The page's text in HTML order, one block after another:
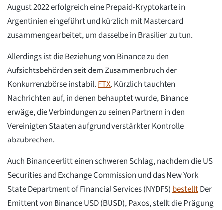
August 2022 erfolgreich eine Prepaid-Kryptokarte in
Argentinien eingeführt und kürzlich mit Mastercard
zusammengearbeitet, um dasselbe in Brasilien zu tun.
Allerdings ist die Beziehung von Binance zu den
Aufsichtsbehörden seit dem Zusammenbruch der
Konkurrenzbörse instabil. FTX. Kürzlich tauchten
Nachrichten auf, in denen behauptet wurde, Binance
erwäge, die Verbindungen zu seinen Partnern in den
Vereinigten Staaten aufgrund verstärkter Kontrolle
abzubrechen.
Auch Binance erlitt einen schweren Schlag, nachdem die US
Securities and Exchange Commission und das New York
State Department of Financial Services (NYDFS) bestelltDer
Emittent von Binance USD (BUSD), Paxos, stellt die Prägung